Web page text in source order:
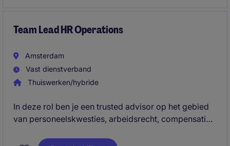
Team Lead HR Operations
Amsterdam
Vast dienstverband
Thuiswerken/hybride
In deze rol ben je een trusted advisor op het gebied
van personeelskwesties, arbeidsrecht, compensation
HR Specialisten aan en draag je actief bij aan HR-